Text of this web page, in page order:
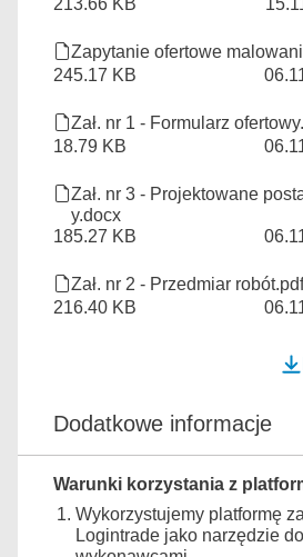
213.66 KB
Zapytanie ofertowe
245.17 KB
Zał. nr 1 - Formularz
18.79 KB
Zał. nr 3 - Projektowane
y.docx
185.27 KB
Zał. nr 2 - Przedmiar robót.pdf
216.40 KB
Dodatkowe informacje
Warunki korzystania z
Wykorzystujemy platformę
Logintrade jako narzędzie